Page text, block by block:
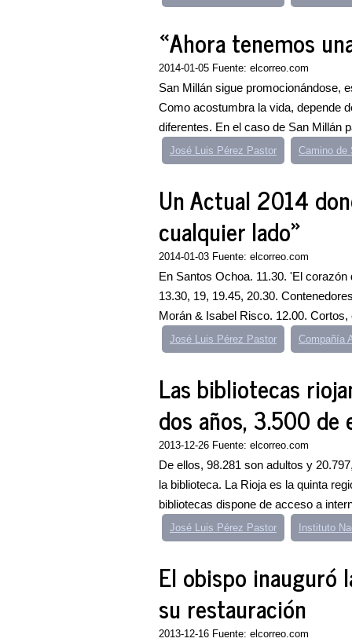
«Ahora tenemos
2014-01-05 Fuente: elcorreo.com
San Millán sigue promocionándose,
Como acostumbra la vida, depende
diferentes. En el caso de San Millán
José Luis Pérez Pastor Camino de
Un Actual 2014
cualquier lado»
2014-01-03 Fuente: elcorreo.com
En Santos Ochoa. 11.30. 'El
13.30, 19, 19.45, 20.30.
Morán & Isabel Risco. 12.00. Cortos,
José Luis Pérez Pastor Compañía
Las bibliotecas
dos años, 3.500 de
2013-12-26 Fuente: elcorreo.com
De ellos, 98.281 son adultos y
la biblioteca. La Rioja es la quinta
bibliotecas dispone de acceso a
José Luis Pérez Pastor Instituto
El obispo inauguró
su restauración
2013-12-16 Fuente: elcorreo.com